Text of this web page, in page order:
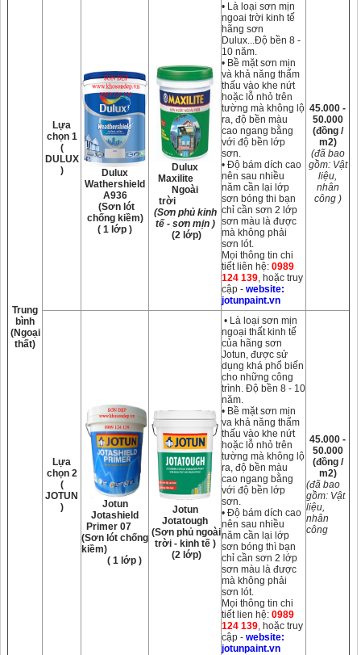
Trung
bình
(Ngoại
thất)
Lựa
chọn 1
(
DULUX
)
Dulux
Wathershield
A936
(Sơn lót
chống kiềm)
( 1 lớp )
Dulux
Maxilite
Ngoài
trời
(Sơn phủ kinh
tế - sơn mịn )
(2 lớp)
• Là loại sơn mịn
ngoai trời kinh tế
hãng sơn
Dulux...Độ bền 8 -
10 năm.
• Bề mặt sơn mịn
và khả năng thẩm
thấu vào khe nứt
hoặc lỗ nhỏ trên
tường mà không lộ
ra, độ bền màu
cao ngang bằng
với độ bền lớp
sơn.
• Độ bám dích cao
nên sau nhiều
năm cần lại lớp
sơn bóng thi bạn
chỉ cần sơn 2 lớp
sơn màu là được
mà không phải
sơn lót.
Mọi thông tin chi
tiết liên hệ: 0989
124 139, hoặc truy
cập - website:
jotunpaint.vn
45.000 -
50.000
(đồng /
m2)
(đã bao
gồm: Vật
liệu,
nhân
công )
Lựa
chọn 2
(
JOTUN
)
Jotun
Jotashield
Primer 07
(Sơn lót chống
kiềm)
( 1 lớp )
Jotun
Jotatough
(Sơn phủ ngoài
trời - kinh tế )
(2 lớp)
• Là loại sơn mịn
ngoại thất kinh tế
của hãng sơn
Jotun, được sử
dụng khá phổ biến
cho những công
trình. Độ bền 8 - 10
năm.
• Bề mặt sơn mịn
va khả năng thẩm
thấu vào khe nứt
hoặc lỗ nhỏ trên
tường mà không lộ
ra, độ bền màu
cao ngang bằng
với độ bền lớp
sơn.
• Độ bám dích cao
nên sau nhiều
năm cần lại lớp
sơn bóng thì bạn
chỉ cần sơn 2 lớp
sơn màu là được
mà không phải
sơn lót.
Mọi thông tin chi
tiết lien hệ: 0989
124 139, hoặc truy
cập - website:
jotunpaint.vn
45.000 -
50.000
(đồng /
m2)
(đã bao
gồm: Vật
liệu,
nhân
công